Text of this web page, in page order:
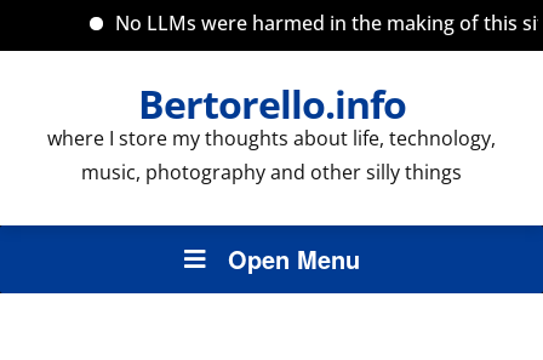
No LLMs were harmed in the making of this
Bertorello.info
where I store my thoughts about life, technology,
music, photography and other silly things
Open Menu